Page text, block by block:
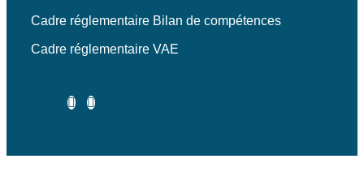
Cadre réglementaire Bilan de compétences
Cadre réglementaire VAE